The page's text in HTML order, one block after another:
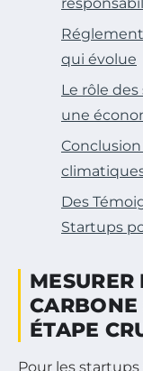
qui évolue
Le rôle
une
Des
Startups
MESURER
CARBONE
ÉTAPE
Pour les